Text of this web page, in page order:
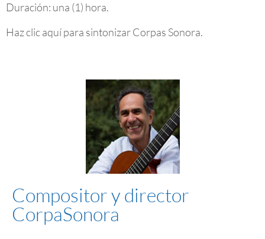
Duración: una (1) hora.
Haz clic aquí para sintonizar Corpas Sonora.
Compositor y director
CorpaSonora